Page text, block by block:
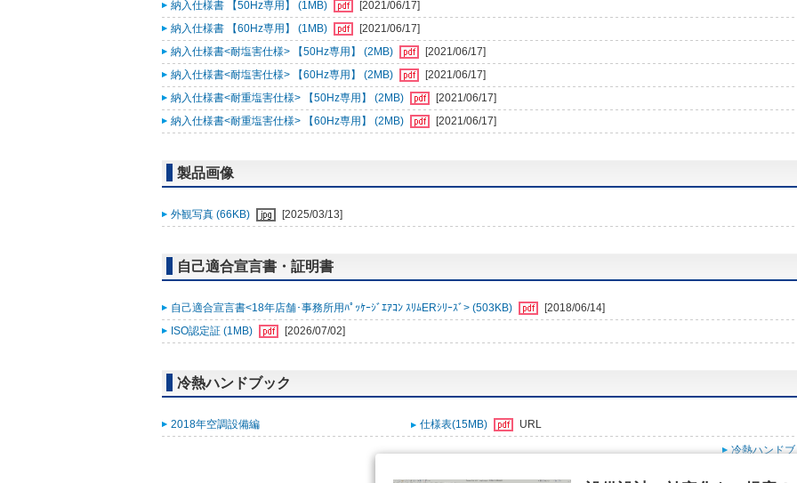
納入仕様書 【50Hz専用】 (1MB)
[2021/06/17]
納入仕様書 【60Hz専用】 (1MB)
[2021/06/17]
納入仕様書<耐塩害仕様> 【50Hz専用】 (2MB)
[2021/06/17]
納入仕様書<耐塩害仕様> 【60Hz専用】 (2MB)
[2021/06/17]
納入仕様書<耐重塩害仕様> 【50Hz専用】 (2MB)
[2021/06/17]
納入仕様書<耐重塩害仕様> 【60Hz専用】 (2MB)
[2021/06/17]
製品画像
外観写真 (66KB) [2025/03/13]
自己適合宣言書・証明書
自己適合宣言書<18年店舗･事務所用ﾊﾟｯｹｰｼﾞｴｱｺﾝ ｽﾘﾑERｼﾘｰｽﾞ> (503KB)
[2018/06/14]
ISO認定証 (1MB)
[2026/07/02]
冷熱ハンドブック
2018年空調設備編 仕様表(15MB) URL
冷熱ハンド